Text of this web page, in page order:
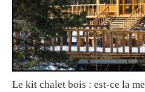
Le kit chalet bois : est-ce la